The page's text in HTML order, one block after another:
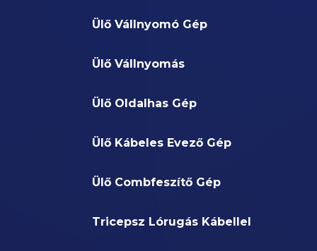
Ülő Vállnyomó Gép
Ülő Vállnyomás
Ülő Oldalhas Gép
Ülő Kábeles Evező Gép
Ülő Combfeszítő Gép
Tricepsz Lórugás Kábellel